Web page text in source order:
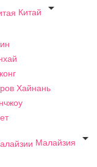
Китай

Хайнань
Малайзия
